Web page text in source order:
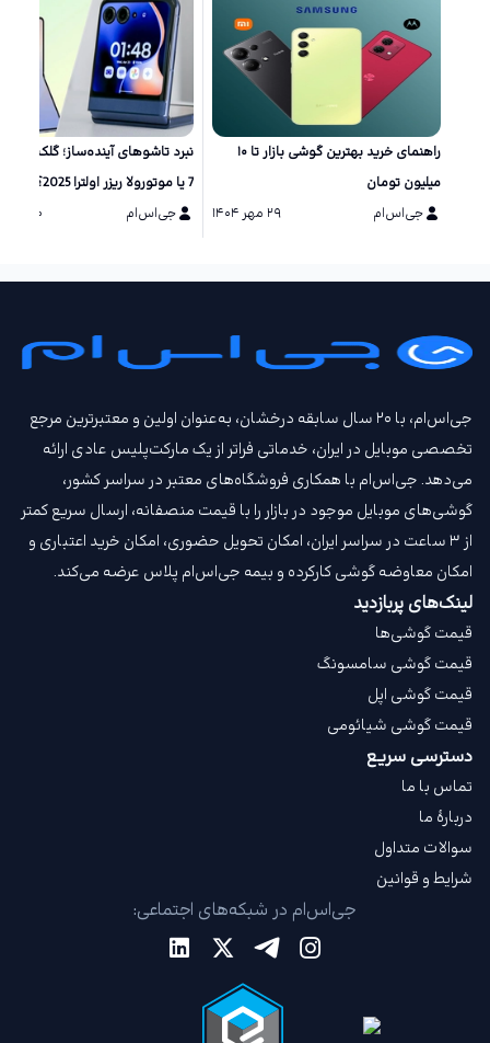
راهنمای خرید بهترین گوشی بازار تا ۱۰
میلیون تومان
جی‌اس‌ام
۲۹ مهر ۱۴۰۴
نبرد تاشو‌های آینده‌ساز؛ گلکسی زد
7 یا موتورولا ریزر اولترا 2025؟
جی‌اس‌ام
۲۰ مرداد ۱۴۰۴
جی‌اس‌ام، با ۲۰ سال سابقه درخشان، به‌عنوان اولین و معتبرترین مرجع
تخصصی موبایل در ایران، خدماتی فراتر از یک مارکت‌پلیس عادی ارائه
می‌دهد. جی‌اس‌ام با همکاری فروشگاه‌های معتبر در سراسر کشور،
گوشی‌های موبایل موجود در بازار را با قیمت‌ منصفانه، ارسال سریع کمتر
از ۳ ساعت در سراسر ایران، امکان تحویل حضوری، امکان خرید اعتباری و
امکان معاوضه گوشی کارکرده و بیمه جی‌اس‌ام‌ پلاس عرضه می‌کند.
لینک‌های پربازدید
قیمت گوشی‌ها
قیمت گوشی سامسونگ
قیمت گوشی اپل
قیمت گوشی شیائومی
دسترسی سریع
تماس با ما
دربارهٔ ما
سوالات متداول
شرایط و قوانین
جی‌اس‌ام در شبکه‌های اجتماعی: